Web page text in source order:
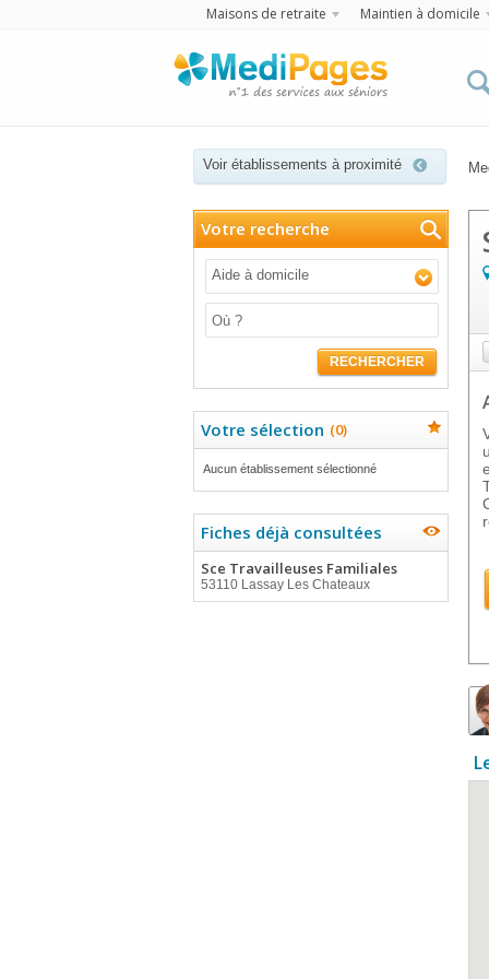
Maisons de retraite Maintien à domicile
Voir établissements à proximité
Votre recherche
Aide à domicile
RECHERCHER
Votre sélection (0)
Aucun établissement sélectionné
Fiches déjà consultées
Sce Travailleuses Familiales
53110 Lassay Les Chateaux